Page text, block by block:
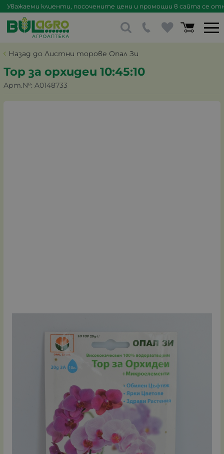
Уважаеми клиенти, посочените цени и промоции в сайта се
Назад до Листни торове Опал Зи
Тор за орхидеи 10:45:10
Арт.№: A0148733